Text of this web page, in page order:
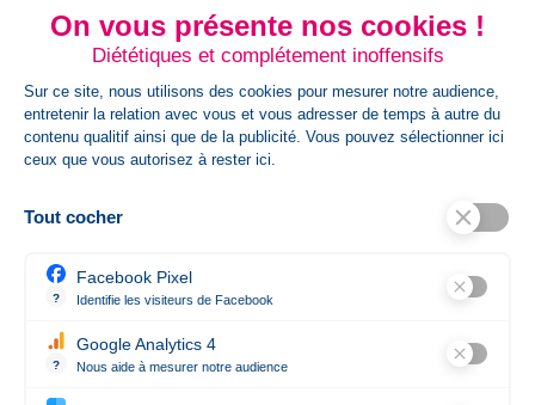
Poids Gr 12.80 g
Dim Carton
32.40 cm + 13.60
cm x 15.20 cm
HsCode
ÉtatNouveau produit
On vous présente nos cookies !
Diététiques et complétement inoffensifs
Sur ce site, nous utilisons des cookies pour mesurer notre audience,
entretenir la relation avec vous et vous adresser de temps à autre du
contenu qualitif ainsi que de la publicité. Vous pouvez sélectionner ici
ceux que vous autorisez à rester ici.
Tout cocher
?
Facebook Pixel
Identifie les visiteurs de Facebook
?
Google Analytics 4
Nous aide à mesurer notre audience